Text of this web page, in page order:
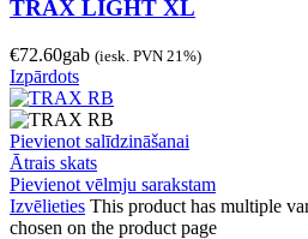
TRAX LIGHT XL
€72.60gab (iesk. PVN 21%)
Izpārdots
Pievienot salīdzināšanai
Ātrais skats
Pievienot vēlmju sarakstam
Izvēlieties This product has multiple
chosen on the product page